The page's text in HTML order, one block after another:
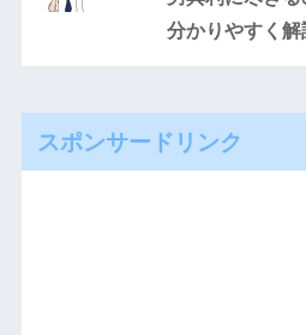
分かりやすく解
スポンサードリンク